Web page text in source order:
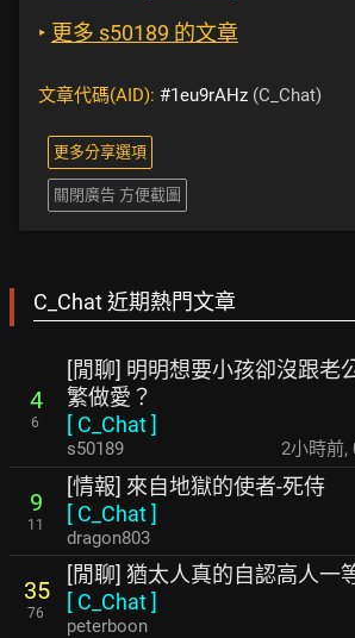
‣ 更多 s50189 的文章
文章代碼(AID): #1eu9rAHz (C_Chat)
更多分享選項
關閉廣告 方便截圖
C_Chat 近期熱門文章
4
6
[閒聊] 明明想要小孩卻沒跟老
繁做愛？
[ C_Chat]
s50189 2小時前,
9
11
[情報] 來自地獄的使者-死侍
[ C_Chat]
dragon803
35
76
[閒聊] 猶太人真的自認高人一
[ C_Chat]
peterboon